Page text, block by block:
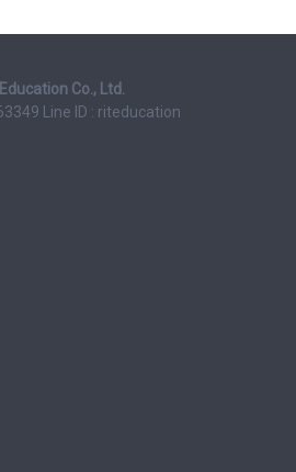
Co., Ltd.
Line ID : riteducation